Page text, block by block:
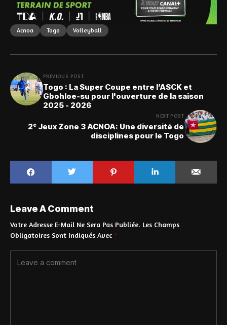
Acnoa Togo Volleyball
PREVIOUS POST
Togo : La Super Coupe entre l’ASCK et
Gbohloe-su pour l'ouverture de la saison
2025 - 2026
NEXT POST
2ᵉ Jeux Zone 3 ACNOA: Une diversité de
disciplines pour le Togo
Leave A Comment
Votre Adresse E-Mail Ne Sera Pas Publiée. Les Champs
Obligatoires Sont Indiqués Avec *